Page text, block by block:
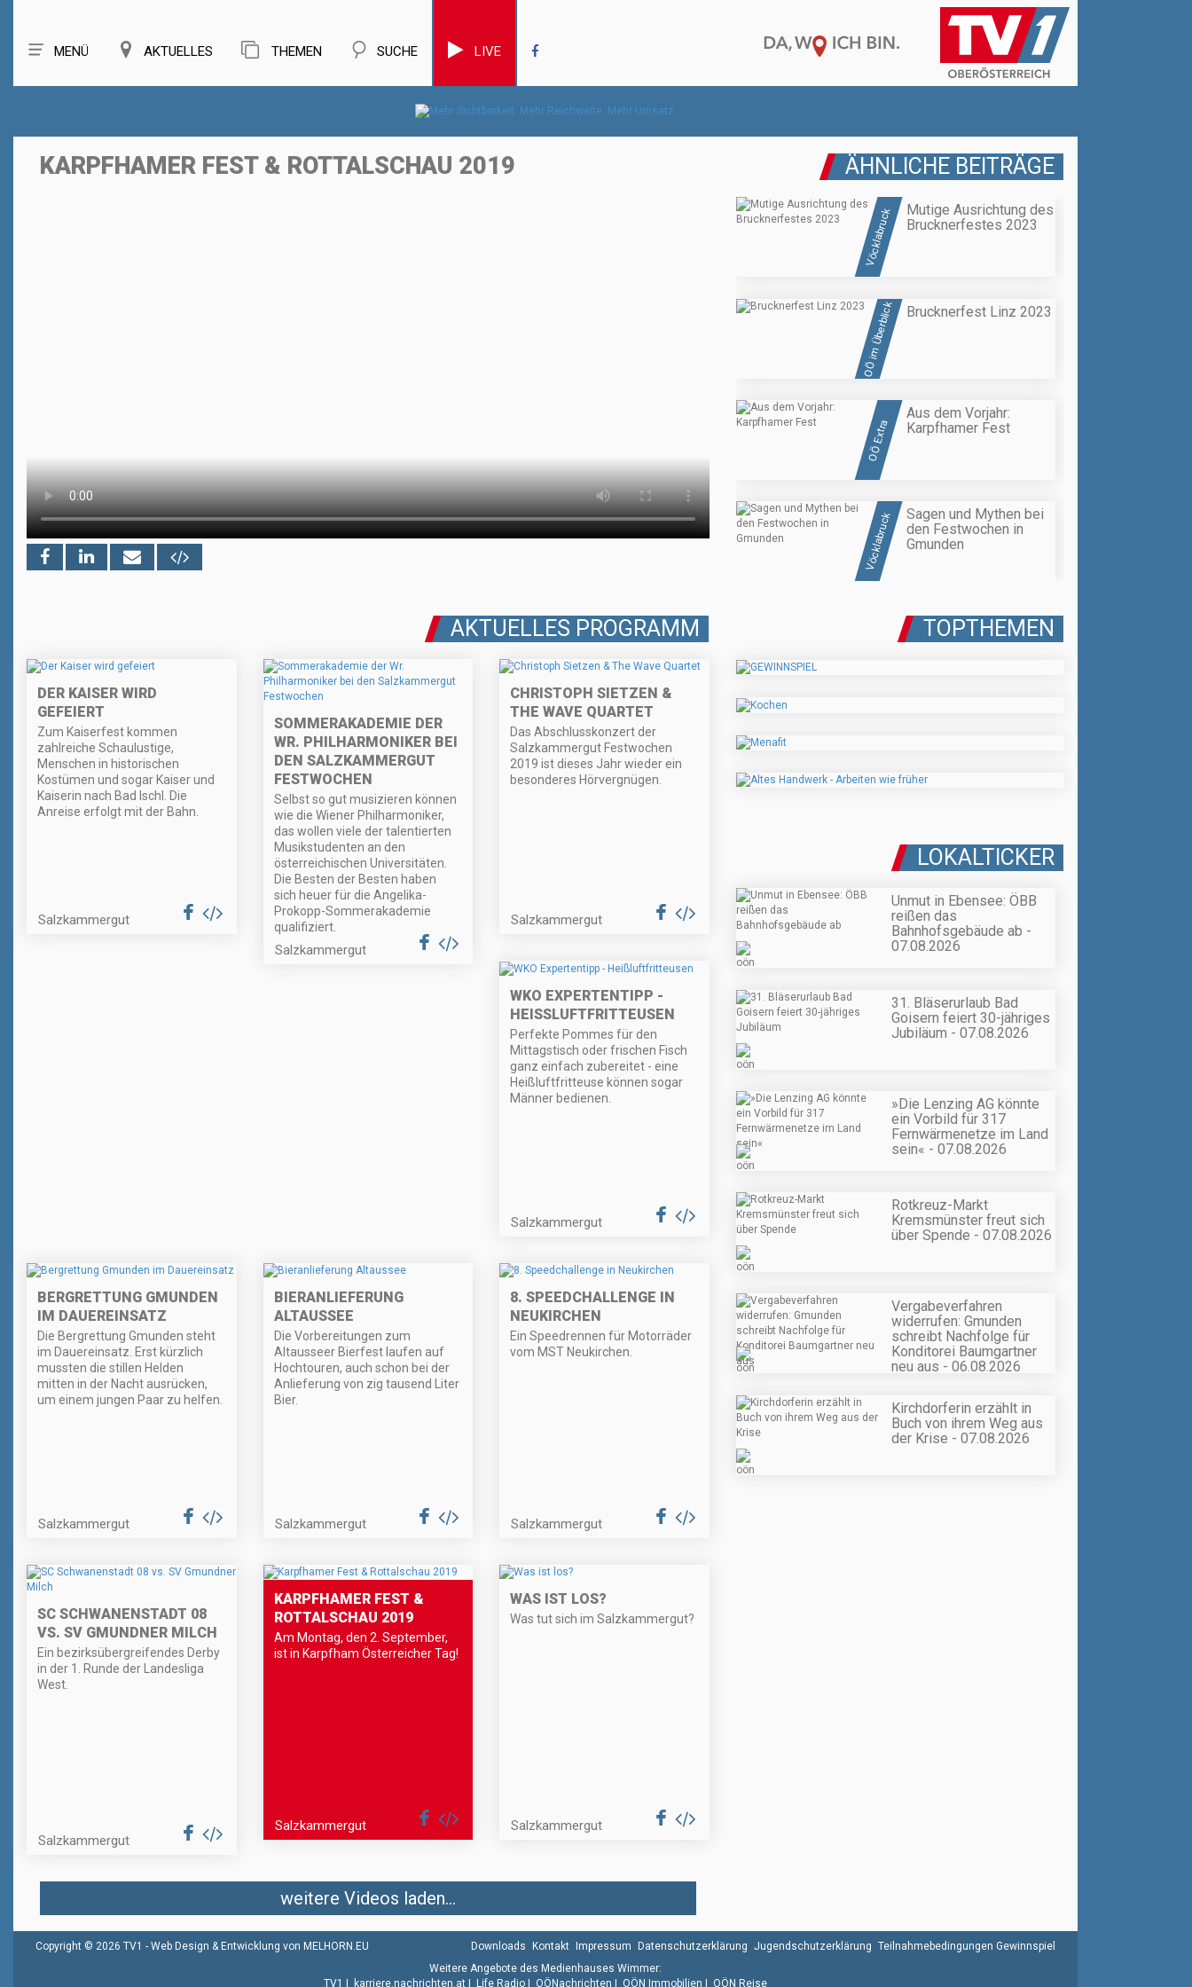
MENÜ AKTUELLES THEMEN SUCHE LIVE
KARPFHAMER FEST & ROTTALSCHAU 2019 ÄHNLICHE BEITRÄGE
Vöcklabruck
Mutige Ausrichtung des
Brucknerfestes 2023
OÖ im Überblick Brucknerfest Linz 2023
OÖ Extra
Aus dem Vorjahr:
Karpfhamer Fest
Vöcklabruck
Sagen und Mythen bei
den Festwochen in
Gmunden
AKTUELLES PROGRAMM
DER KAISER WIRD
GEFEIERT
Zum Kaiserfest kommen
zahlreiche Schaulustige,
Menschen in historischen
Kostümen und sogar Kaiser und
Kaiserin nach Bad Ischl. Die
Anreise erfolgt mit der Bahn.
Salzkammergut
SOMMERAKADEMIE DER
WR. PHILHARMONIKER BEI
DEN SALZKAMMERGUT
FESTWOCHEN
Selbst so gut musizieren können
wie die Wiener Philharmoniker,
das wollen viele der talentierten
Musikstudenten an den
österreichischen Universitäten.
Die Besten der Besten haben
sich heuer für die Angelika-
Prokopp-Sommerakademie
qualifiziert.
Salzkammergut
CHRISTOPH SIETZEN &
THE WAVE QUARTET
Das Abschlusskonzert der
Salzkammergut Festwochen
2019 ist dieses Jahr wieder ein
besonderes Hörvergnügen.
Salzkammergut
WKO EXPERTENTIPP -
HEISSLUFTFRITTEUSEN
Perfekte Pommes für den
Mittagstisch oder frischen Fisch
ganz einfach zubereitet - eine
Heißluftfritteuse können sogar
Männer bedienen.
Salzkammergut
BERGRETTUNG GMUNDEN
IM DAUEREINSATZ
Die Bergrettung Gmunden steht
im Dauereinsatz. Erst kürzlich
mussten die stillen Helden
mitten in der Nacht ausrücken,
um einem jungen Paar zu helfen.
Salzkammergut
BIERANLIEFERUNG
ALTAUSSEE
Die Vorbereitungen zum
Altausseer Bierfest laufen auf
Hochtouren, auch schon bei der
Anlieferung von zig tausend Liter
Bier.
Salzkammergut
8. SPEEDCHALLENGE IN
NEUKIRCHEN
Ein Speedrennen für Motorräder
vom MST Neukirchen.
Salzkammergut
SC SCHWANENSTADT 08
VS. SV GMUNDNER MILCH
Ein bezirksübergreifendes Derby
in der 1. Runde der Landesliga
West.
Salzkammergut
KARPFHAMER FEST &
ROTTALSCHAU 2019
Am Montag, den 2. September,
ist in Karpfham Österreicher Tag!
Salzkammergut
WAS IST LOS?
Was tut sich im Salzkammergut?
Salzkammergut
weitere Videos laden...
TOPTHEMEN
LOKALTICKER
Unmut in Ebensee: ÖBB
reißen das
Bahnhofsgebäude ab -
07.08.2026
31. Bläserurlaub Bad
Goisern feiert 30-jähriges
Jubiläum - 07.08.2026
»Die Lenzing AG könnte
ein Vorbild für 317
Fernwärmenetze im Land
sein« - 07.08.2026
Rotkreuz-Markt
Kremsmünster freut sich
über Spende - 07.08.2026
Vergabeverfahren
widerrufen: Gmunden
schreibt Nachfolge für
Konditorei Baumgartner
neu aus - 06.08.2026
Kirchdorferin erzählt in
Buch von ihrem Weg aus
der Krise - 07.08.2026
Copyright © 2026 TV1 - Web Design & Entwicklung von MELHORN.EU Downloads Kontakt Impressum Datenschutzerklärung Jugendschutzerklärung Teilnahmebedingungen Gewinnspiel
Weitere Angebote des Medienhauses Wimmer:
TV1
karriere.nachrichten.at Life Radio OÖNachrichten OÖN Immobilien OÖN Reise